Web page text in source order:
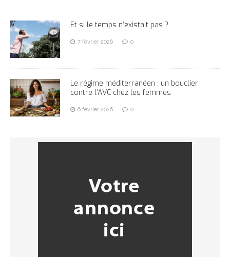
Et si le temps n’existait pas ?
7 février 2026 0
Le régime méditerranéen : un bouclier
contre l’AVC chez les femmes
6 février 2026 0